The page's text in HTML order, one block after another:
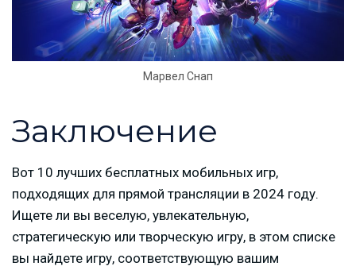
Марвел Снап
Заключение
Вот 10 лучших бесплатных мобильных игр,
подходящих для прямой трансляции в 2024 году.
Ищете ли вы веселую, увлекательную,
стратегическую или творческую игру, в этом списке
вы найдете игру, соответствующую вашим